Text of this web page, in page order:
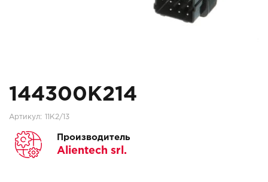
144300K214
Артикул: 11K2/13
Производитель
Alientech srl.